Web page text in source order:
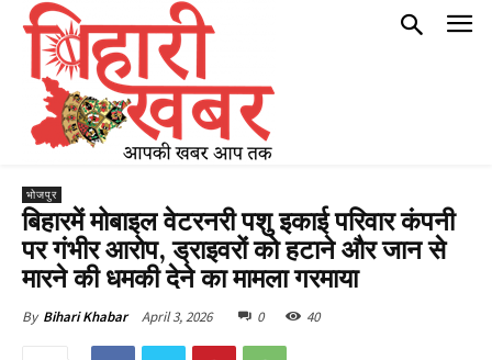
भोजपुर
बिहारमें मोबाइल वेटरनरी पशु इकाई परिवार कंपनी
पर गंभीर आरोप, ड्राइवरों को हटाने और जान से
मारने की धमकी देने का मामला गरमाया
By Bihari Khabar April 3, 2026 0 40